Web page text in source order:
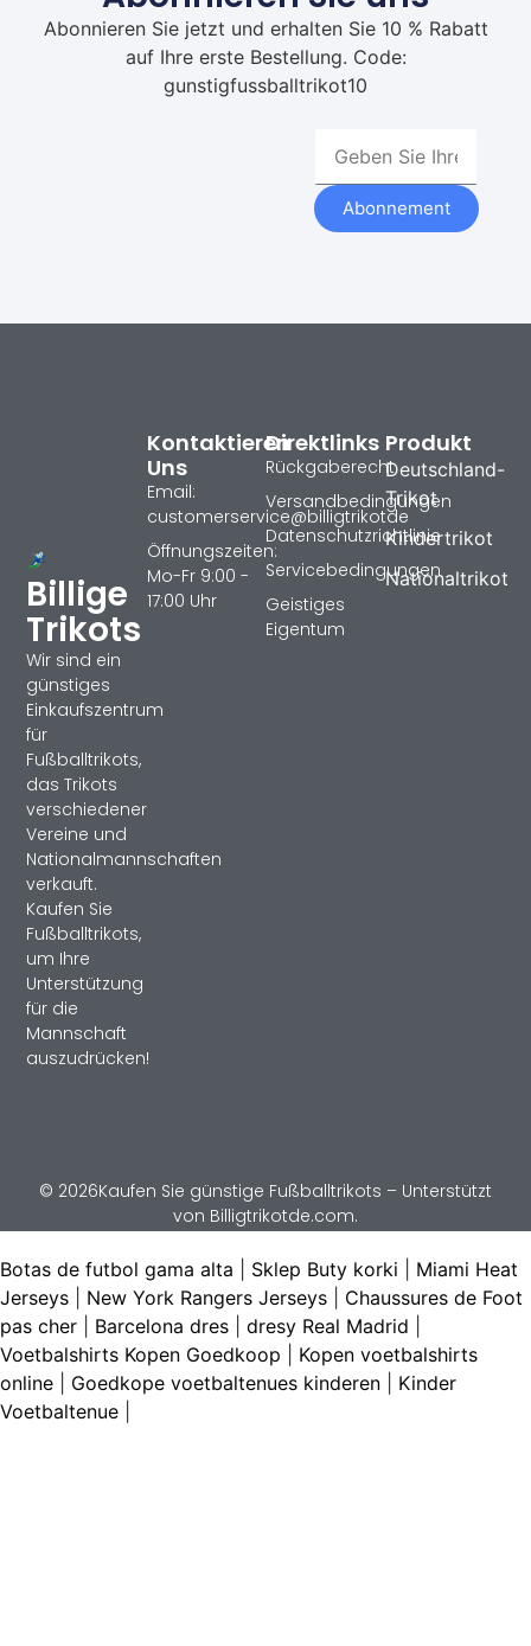
Abonnieren Sie jetzt und erhalten Sie 10 % Rabatt
auf Ihre erste Bestellung. Code:
gunstigfussballtrikot10
Abonnement
Billige
Trikots
Wir sind ein
günstiges
Einkaufszentrum
für
Fußballtrikots,
das Trikots
verschiedener
Vereine und
Nationalmannschaften
verkauft.
Kaufen Sie
Fußballtrikots,
um Ihre
Unterstützung
für die
Mannschaft
auszudrücken!
Produkt
Deutschland-
Trikot
Kindertrikot
Nationaltrikot
Direktlinks
Rückgaberecht
Versandbedingungen
Datenschutzrichtlinie
Servicebedingungen
Geistiges
Eigentum
Kontaktieren
Uns
Email:
customerservice@billigtrikotde
Öffnungszeiten:
Mo-Fr 9:00 -
17:00 Uhr
© 2026Kaufen Sie günstige Fußballtrikots – Unterstützt
von Billigtrikotde.com.
Botas de futbol gama alta Sklep Buty korki
Miami Heat
Jerseys
New York Rangers Jerseys
Chaussures de Foot
pas cher
Barcelona dres dresy Real Madrid
Voetbalshirts Kopen Goedkoop
Kopen voetbalshirts
online
Goedkope voetbaltenues kinderen
Kinder
Voetbaltenue